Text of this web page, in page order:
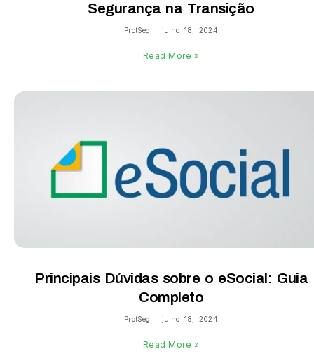
Segurança na Transição
ProtSeg julho 18, 2024
Read More »
Principais Dúvidas sobre o eSocial: Guia
Completo
ProtSeg julho 18, 2024
Read More »